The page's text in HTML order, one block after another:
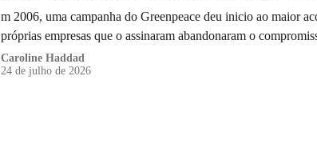
m 2006, uma campanha do Greenpeace deu inicio ao maior
próprias empresas que o assinaram abandonaram o
Caroline Haddad
24 de julho de 2026